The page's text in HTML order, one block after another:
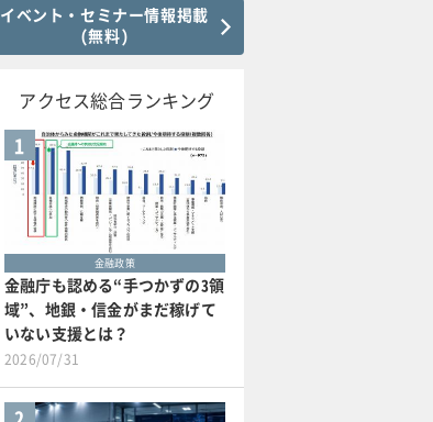
イベント・セミナー情報掲載
(無料)
アクセス総合ランキング
1
金融政策
金融庁も認める“手つかずの3領
域”、地銀・信金がまだ稼げて
いない支援とは？
2026/07/31